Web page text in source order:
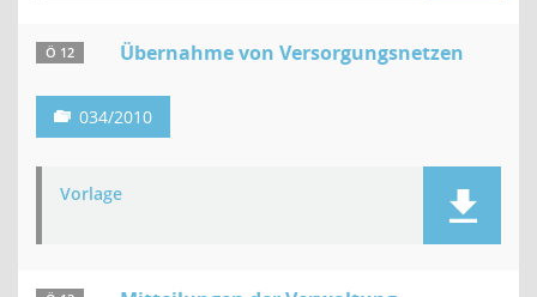
Ö 12 Übernahme von Versorgungsnetzen
034/2010
Vorlage